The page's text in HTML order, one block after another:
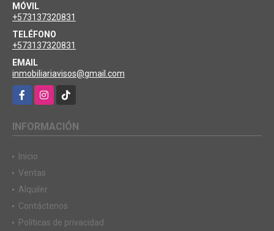
MÓVIL
+573137320831
TELÉFONO
+573137320831
EMAIL
inmobiliariavisos@gmail.com
FacebookInstagramTikTok
INFORMACIÓN
Inicio
Ventas
Alquiler
Contáctenos
Políticas de privacidad